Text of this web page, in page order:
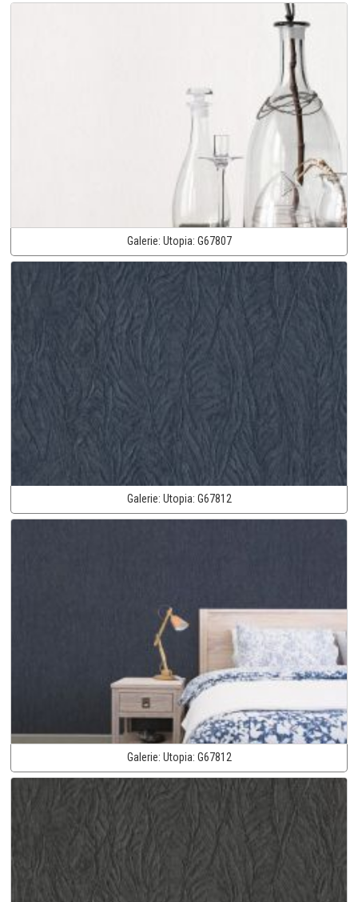
Galerie: Utopia: G67807
Galerie: Utopia: G67812
Galerie: Utopia: G67812